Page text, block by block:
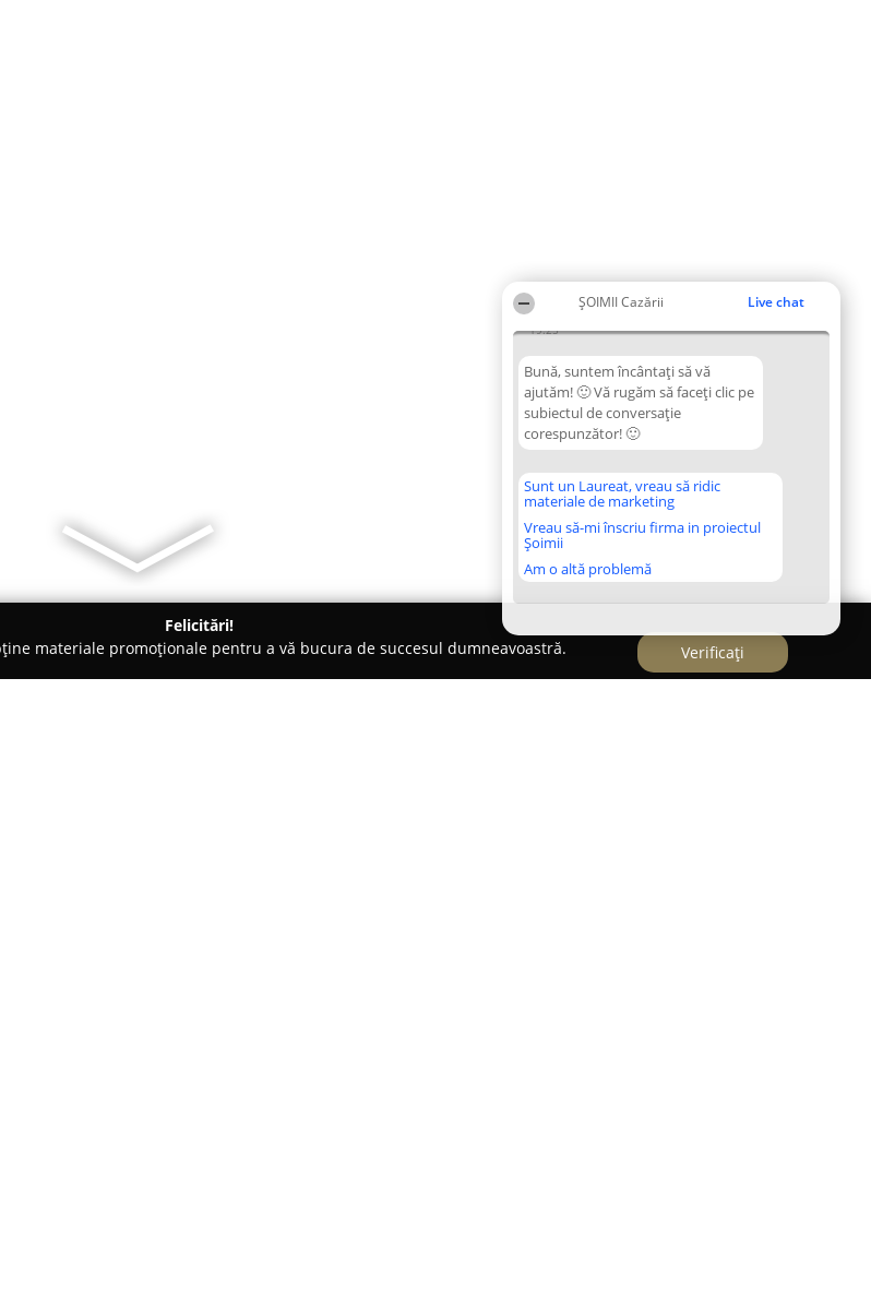
ȘOIMII Cazării Live chat
19:25
Bună, suntem încântați să vă
ajutăm! 🙂 Vă rugăm să faceți clic pe
subiectul de conversație
corespunzător! 🙂
Sunt un Laureat, vreau să ridic
materiale de marketing
Vreau să-mi înscriu firma in proiectul
Șoimii
Am o altă problemă
Felicitări!
materiale promoționale pentru a vă bucura de succesul dumneavoastră.
Verificați